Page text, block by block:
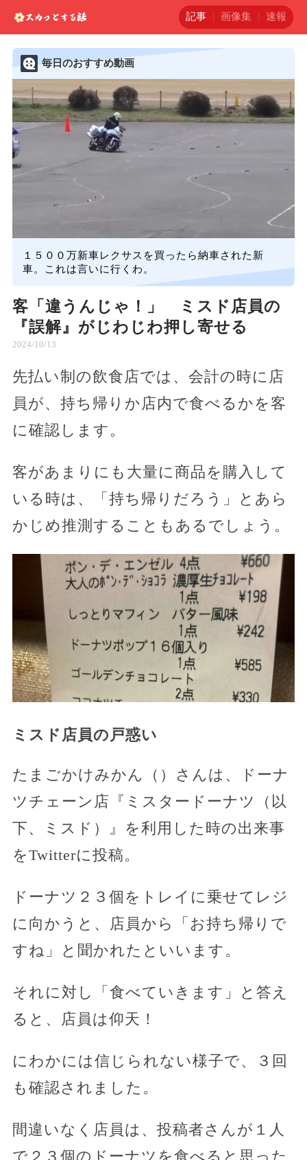
記事 画像集 速報
毎日のおすすめ動画
１５００万新車レクサスを買ったら納車された新
車。これは言いに行くわ。
客「違うんじゃ！」 ミスド店員の
『誤解』がじわじわ押し寄せる
2024/10/13
先払い制の飲食店では、会計の時に店
員が、持ち帰りか店内で食べるかを客
に確認します。
客があまりにも大量に商品を購入して
いる時は、「持ち帰りだろう」とあら
かじめ推測することもあるでしょう。
ミスド店員の戸惑い
たまごかけみかん（）さんは、ドーナ
ツチェーン店『ミスタードーナツ（以
下、ミスド）』を利用した時の出来事
をTwitterに投稿。
ドーナツ２３個をトレイに乗せてレジ
に向かうと、店員から「お持ち帰りで
すね」と聞かれたといいます。
それに対し「食べていきます」と答え
ると、店員は仰天！
にわかには信じられない様子で、３回
も確認されました。
間違いなく店員は、投稿者さんが１人
で２３個のドーナツを食べると思った